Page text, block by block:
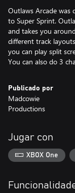
Outlaws Arcade was
to Super Sprint.
and takes you
different track
you can play split
You can also do 3
Publicado por
Madcowie
Productions
Jugar con
XBOX One